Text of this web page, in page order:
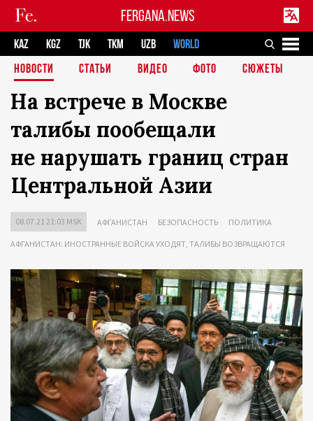
FERGANA.NEWS
KAZ KGZ TJK TKM UZB
WORLD
НОВОСТИ
СТАТЬИ ВИДЕО ФОТО СЮЖЕТЫ
На встрече в Москве
талибы пообещали
не нарушать границ стран
Центральной Азии
08.07.21 21:03 MSK АФГАНИСТАН БЕЗОПАСНОСТЬ ПОЛИТИКА
АФГАНИСТАН: ИНОСТРАННЫЕ ВОЙСКА УХОДЯТ, ТАЛИБЫ ВОЗВРАЩАЮТСЯ